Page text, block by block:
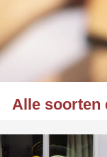
Alle soorten